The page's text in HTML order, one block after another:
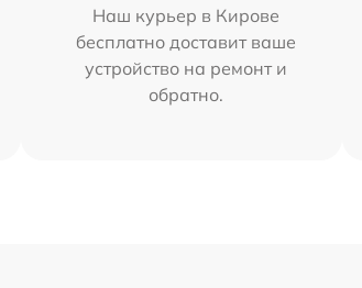
Наш курьер в Кирове
бесплатно доставит ваше
устройство на ремонт и
обратно.